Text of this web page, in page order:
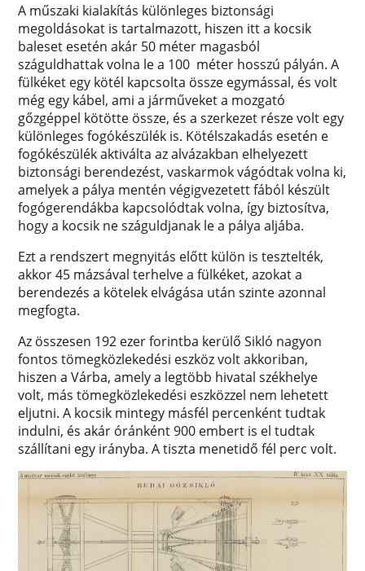
A műszaki kialakítás különleges biztonsági
megoldásokat is tartalmazott, hiszen itt a kocsik
baleset esetén akár 50 méter magasból
száguldhattak volna le a 100 méter hosszú pályán. A
fülkéket egy kötél kapcsolta össze egymással, és volt
még egy kábel, ami a járműveket a mozgató
gőzgéppel kötötte össze, és a szerkezet része volt egy
különleges fogókészülék is. Kötélszakadás esetén e
fogókészülék aktiválta az alvázakban elhelyezett
biztonsági berendezést, vaskarmok vágódtak volna ki,
amelyek a pálya mentén végigvezetett fából készült
fogógerendákba kapcsolódtak volna, így biztosítva,
hogy a kocsik ne száguldjanak le a pálya aljába.
Ezt a rendszert megnyitás előtt külön is tesztelték,
akkor 45 mázsával terhelve a fülkéket, azokat a
berendezés a kötelek elvágása után szinte azonnal
megfogta.
Az összesen 192 ezer forintba kerülő Sikló nagyon
fontos tömegközlekedési eszköz volt akkoriban,
hiszen a Várba, amely a legtöbb hivatal székhelye
volt, más tömegközlekedési eszközzel nem lehetett
eljutni. A kocsik mintegy másfél percenként tudtak
indulni, és akár óránként 900 embert is el tudtak
szállítani egy irányba. A tiszta menetidő fél perc volt.